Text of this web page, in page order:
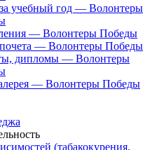
учебный год — Волонтеры
— Волонтеры Победы
— Волонтеры Победы
дипломы — Волонтеры
— Волонтеры Победы
(табакокурения,